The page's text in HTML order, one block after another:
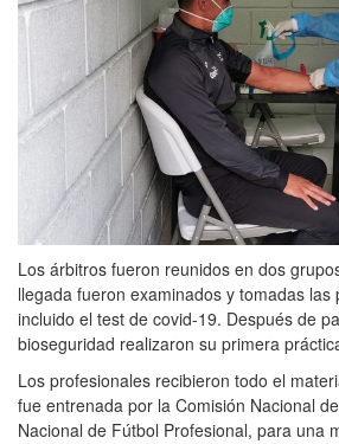
Los árbitros fueron reunidos en dos
llegada fueron examinados y tomadas las
incluido el test de covid-19. Después de
bioseguridad realizaron su primera
Los profesionales recibieron todo el
fue entrenada por la Comisión Nacional
Nacional de Fútbol Profesional, para una